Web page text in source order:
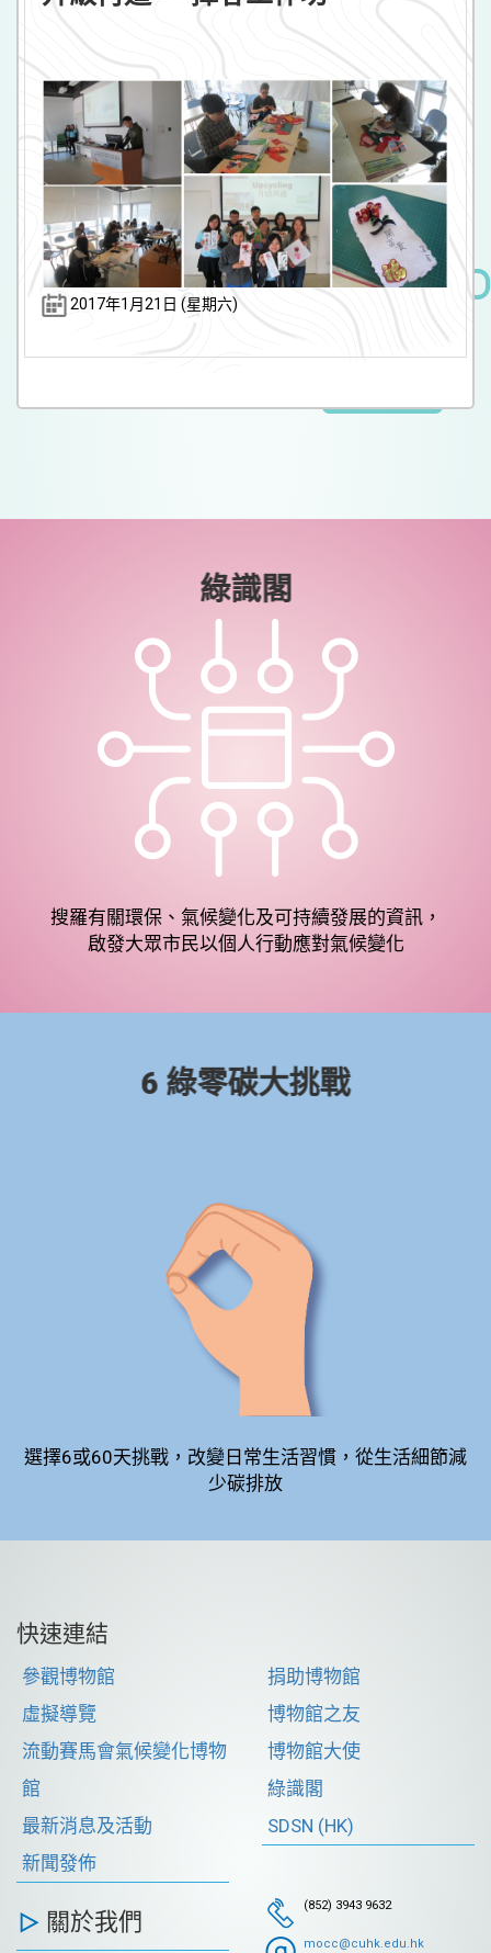
2017年1月21日 (星期六)
綠識閣
搜羅有關環保、氣候變化及可持續發展的資訊，
啟發大眾市民以個人行動應對氣候變化
6 綠零碳大挑戰
選擇6或60天挑戰，改變日常生活習慣，從生活細節減
少碳排放
快速連結
參觀博物館
虛擬導覽
流動賽馬會氣候變化博物
館
最新消息及活動
新聞發佈
捐助博物館
博物館之友
博物館大使
綠識閣
SDSN (HK)
關於我們
(852) 3943 9632
mocc@cuhk.edu.hk